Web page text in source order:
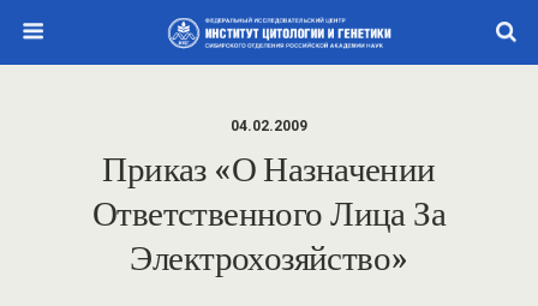
04.02.2009
Приказ «О Назначении
Ответственного Лица За
Электрохозяйство»